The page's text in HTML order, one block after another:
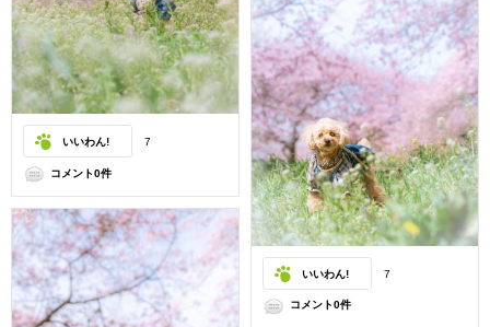
いいわん! 7
コメント0件
いいわん! 7
コメント0件